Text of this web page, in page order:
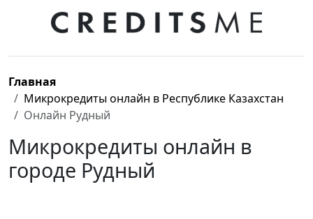
Главная
Микрокредиты онлайн в Республике Казахстан
Онлайн Рудный
Микрокредиты онлайн в
городе Рудный